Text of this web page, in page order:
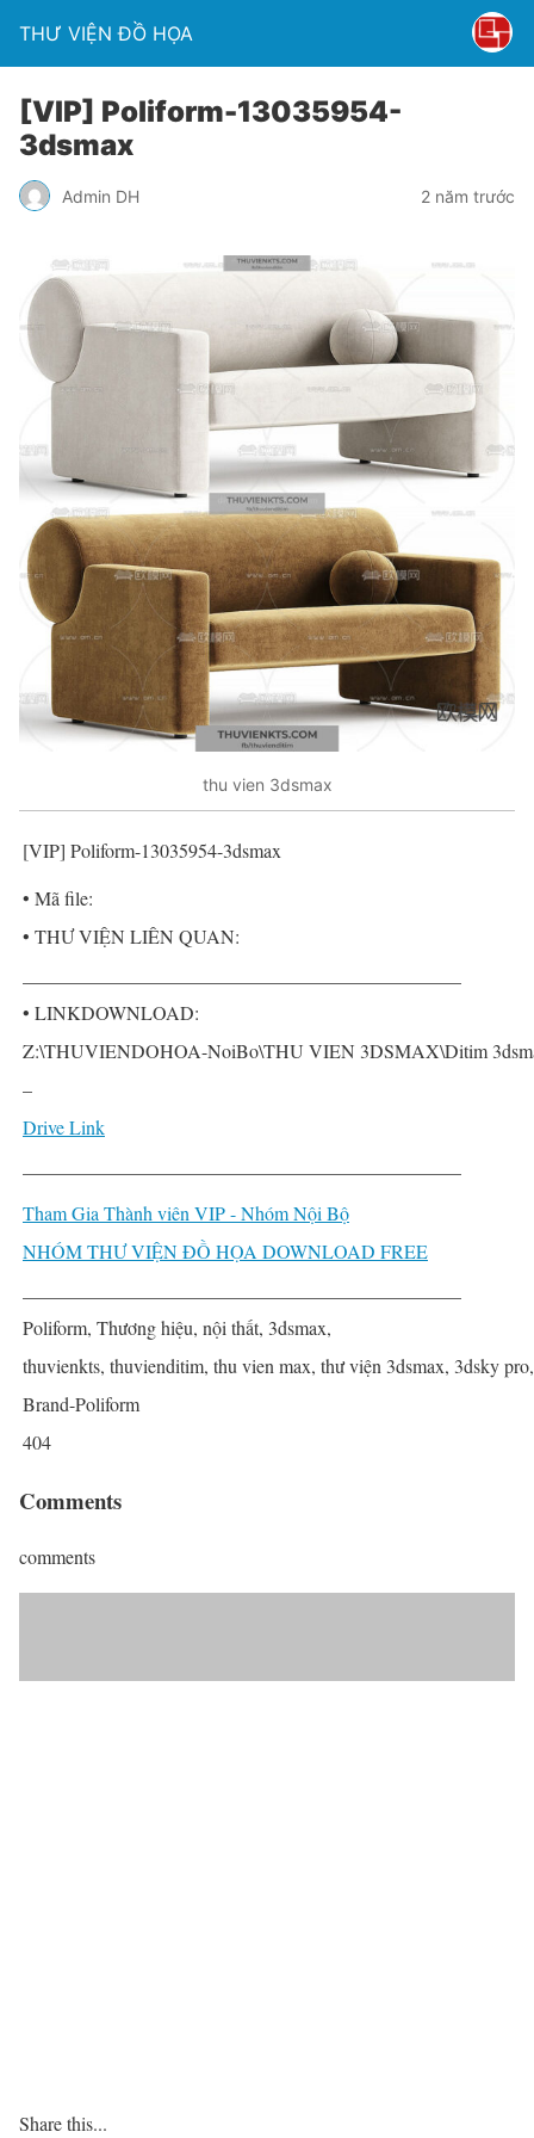
THƯ VIỆN ĐỒ HỌA
[VIP] Poliform-13035954-
3dsmax
Admin DH 2 năm trước
thu vien 3dsmax
[VIP] Poliform-13035954-3dsmax
• Mã file:
• THƯ VIỆN LIÊN QUAN:
• LINKDOWNLOAD:
Z:\THUVIENDOHOA-NoiBo\THU VIEN 3DSMAX\Ditim
–
Drive Link
Tham Gia Thành viên VIP - Nhóm Nội Bộ
NHÓM THƯ VIỆN ĐỒ HỌA DOWNLOAD FREE
Poliform, Thương hiệu, nội thất, 3dsmax,
thuvienkts, thuvienditim, thu vien max, thư viện 3dsmax, 3dsky
Brand-Poliform
404
Comments
comments
Share this...